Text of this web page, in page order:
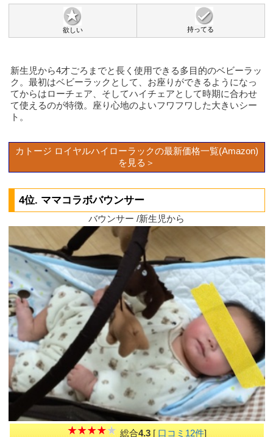
欲しい 持ってる
新生児から4才ごろまでと長く使用できる多目的のベビーラッ
ク。最初はベビーラックとして、お座りができるようになっ
てからはローチェア、そしてハイチェアとして時期に合わせ
て使えるのが特徴。座り心地のよいフワフワした大きいシー
ト。
カトージ ロイヤルハイローラックの最新価格一覧(Amazon)
を見る＞
4位. ママコラボバウンサー
バウンサー /新生児から
総合4.3[口コミ12件]